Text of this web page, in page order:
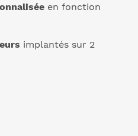
en fonction
implantés sur 2